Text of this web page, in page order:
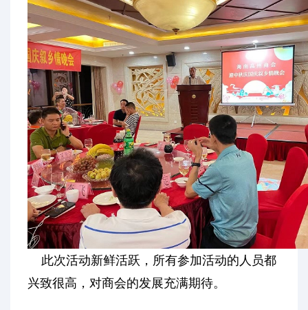
此次活动新鲜活跃，所有参加活动的人员都
兴致很高，对商会的发展充满期待。